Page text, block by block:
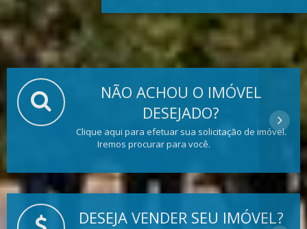
NÃO ACHOU O IMÓVEL
DESEJADO?
Clique aqui para efetuar sua solicitação de imóvel.
Iremos procurar para você.
DESEJA VENDER SEU IMÓVEL?